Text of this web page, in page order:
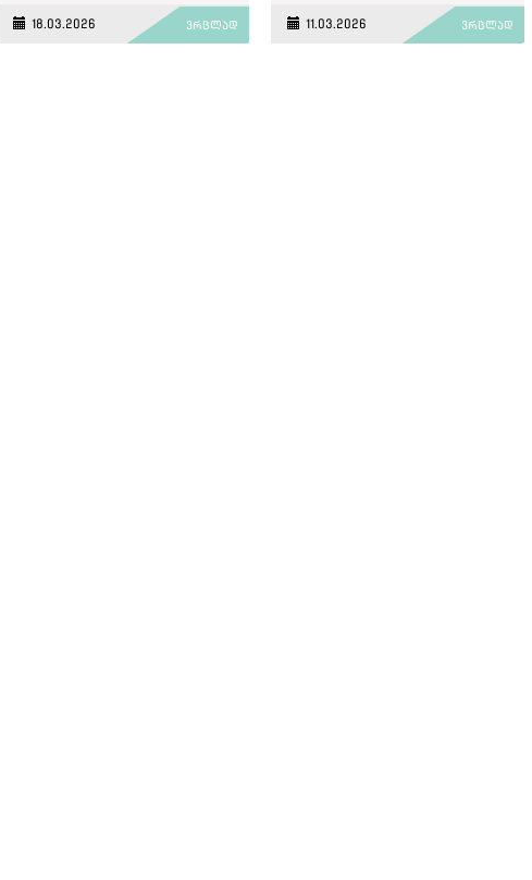
პოზიციების
სტრუქტურირება და
18.03.2026 ვრცლად
დეტექტორის“ მიმოხილვა
11.03.2026 ვრცლად